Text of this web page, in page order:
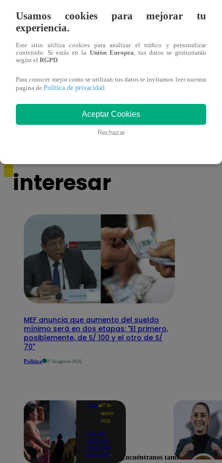
Ricardo Morán dio el pase a los conciertos
a los últimos cuatro clasificados
interesar
MEF anuncia que aumento del sueldo
mínimo será en dos etapas: "El primero,
posiblemente, de S/ 100 y el otro de S/
70"
Política 07 de agosto 2026
Lima 07 de
agosto
2026
Ola de
calor se
extiende
hasta el
Usamos cookies para mejorar tu
experiencia.
Este sitio utiliza cookies para analizar el tráfico y personalizar
contenido. Si estás en la Unión Europea, tus datos se gestionarán
según el RGPD.
Para conocer mejor como se utilizan tus datos te invitamos leer nuestra
pagina de Política de privacidad.
Aceptar Cookies
Rechazar
Encuéntranos también en